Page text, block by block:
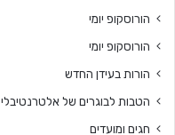
הורוסקופ יומי
הורוסקופ יומי
הורות בעידן החדש
הטבות לבוגרים של אלטרנטיבלי College
חגים ומועדים